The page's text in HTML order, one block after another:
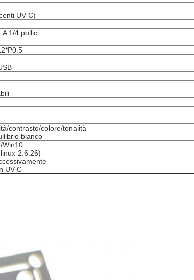
UV-C)
A 1/4 pollici
contrasto/colore/tonalità
bianco
Win10
2.6.26)
UV-C